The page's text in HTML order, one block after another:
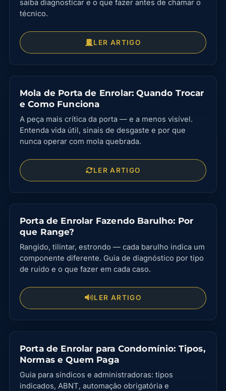
saiba diagnosticar e o que fazer antes de chamar o
técnico.
LER ARTIGO
Mola de Porta de Enrolar: Quando Trocar
e Como Funciona
A peça mais crítica da porta — e a menos visível.
Entenda vida útil, sinais de desgaste e por que
nunca operar com mola quebrada.
LER ARTIGO
Porta de Enrolar Fazendo Barulho: Por
que Range?
Rangido, tilintar, estrondo — cada barulho indica um
componente diferente. Guia de diagnóstico por tipo
de ruído e o que fazer em cada caso.
LER ARTIGO
Porta de Enrolar para Condomínio: Tipos,
Normas e Quem Paga
Guia para síndicos e administradoras: tipos
indicados, ABNT, automação obrigatória e